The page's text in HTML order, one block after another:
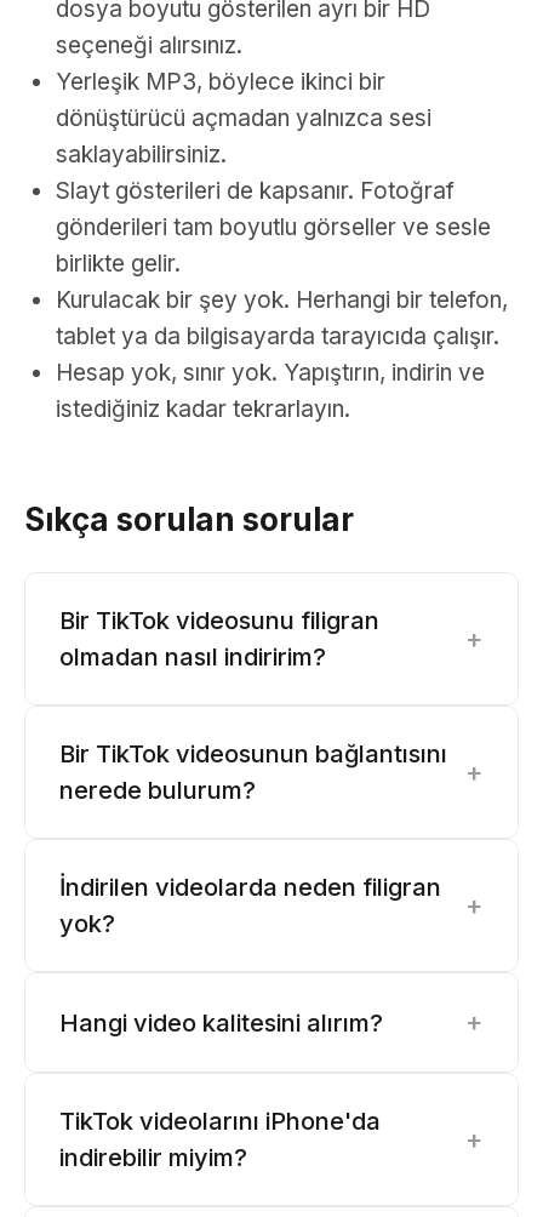
dosya boyutu gösterilen ayrı bir HD
seçeneği alırsınız.
Yerleşik MP3, böylece ikinci bir
dönüştürücü açmadan yalnızca sesi
saklayabilirsiniz.
Slayt gösterileri de kapsanır. Fotoğraf
gönderileri tam boyutlu görseller ve sesle
birlikte gelir.
Kurulacak bir şey yok. Herhangi bir telefon,
tablet ya da bilgisayarda tarayıcıda çalışır.
Hesap yok, sınır yok. Yapıştırın, indirin ve
istediğiniz kadar tekrarlayın.
Sıkça sorulan sorular
Bir TikTok videosunu filigran
olmadan nasıl indiririm?
+
Bir TikTok videosunun bağlantısını
nerede bulurum?
+
İndirilen videolarda neden filigran
yok?
+
Hangi video kalitesini alırım? +
TikTok videolarını iPhone'da
indirebilir miyim?
+